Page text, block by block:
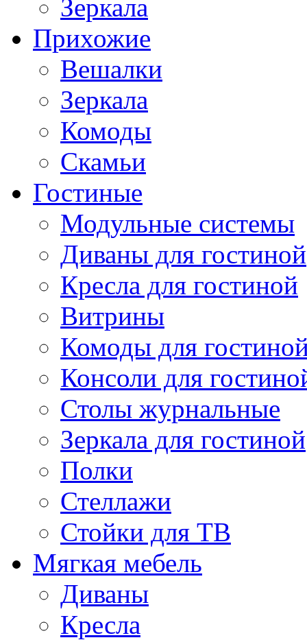
Зеркала
Прихожие
Вешалки
Зеркала
Комоды
Скамьи
Гостиные
Модульные системы
Диваны для гостиной
Кресла для гостиной
Витрины
Комоды для
Консоли для
Столы журнальные
Зеркала для гостиной
Полки
Стеллажи
Стойки для ТВ
Мягкая мебель
Диваны
Кресла